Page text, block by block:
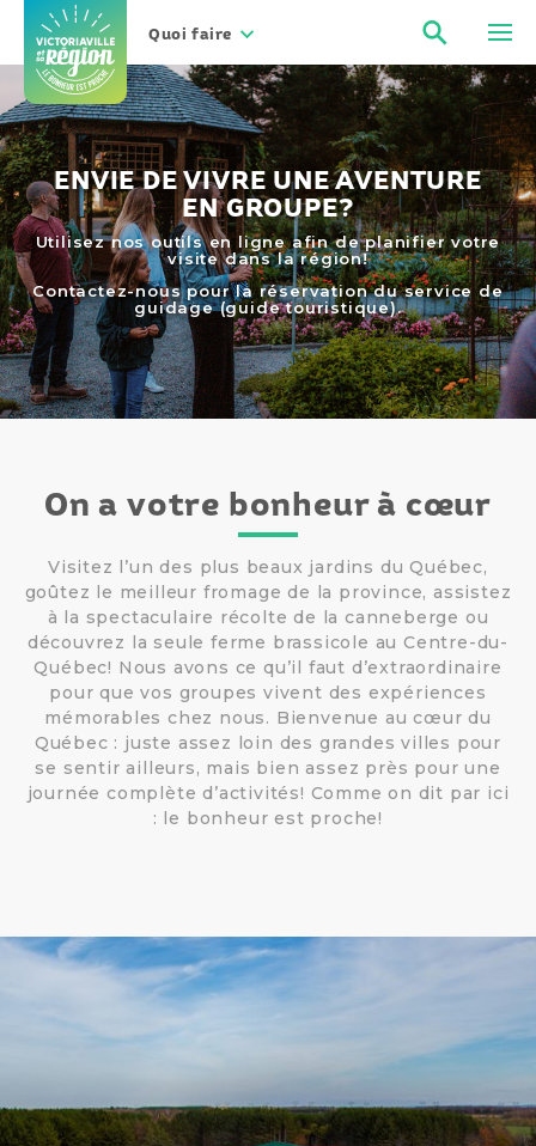
contenu
Quoi faire
ENVIE DE VIVRE UNE AVENTURE
EN GROUPE?
Utilisez nos outils en ligne afin de planifier votre
visite dans la région!
Contactez-nous pour la réservation du service de
guidage (guide touristique).
On a votre bonheur à cœur
Visitez l’un des plus beaux jardins du Québec,
goûtez le meilleur fromage de la province, assistez
à la spectaculaire récolte de la canneberge ou
découvrez la seule ferme brassicole au Centre-du-
Québec! Nous avons ce qu’il faut d’extraordinaire
pour que vos groupes vivent des expériences
mémorables chez nous. Bienvenue au cœur du
Québec : juste assez loin des grandes villes pour
se sentir ailleurs, mais bien assez près pour une
journée complète d’activités! Comme on dit par ici
: le bonheur est proche!